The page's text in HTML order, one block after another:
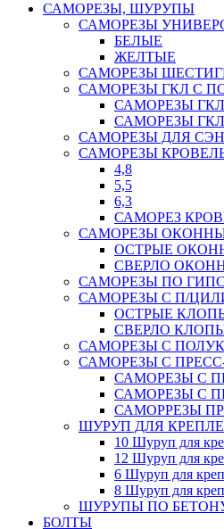
САМОРЕЗЫ, ШУРУПЫ
САМОРЕЗЫ
БЕЛЫЕ
ЖЕЛТЫЕ
САМОРЕЗЫ
САМОРЕЗЫ ГКЛ С
САМОРЕЗЫ
САМОРЕЗЫ
САМОРЕЗЫ ДЛЯ
САМОРЕЗЫ
4,8
5,5
6,3
САМОРЕЗ
САМОРЕЗЫ
ОСТРЫЕ
СВЕРЛО
САМОРЕЗЫ ПО
САМОРЕЗЫ С П/
ОСТРЫЕ
СВЕРЛО
САМОРЕЗЫ С
САМОРЕЗЫ С
САМОРЕЗЫ С
САМОРЕЗЫ С
САМОРРЕЗЫ
ШУРУП ДЛЯ
10 Шуруп для
12 Шуруп для
6 Шуруп для
8 Шуруп для
ШУРУПЫ ПО
БОЛТЫ